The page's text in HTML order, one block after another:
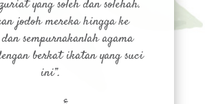
yang soleh dan solehah.
jodoh mereka hingga ke
sempurnakanlah agama
berkat ikatan yang suci
ini”.